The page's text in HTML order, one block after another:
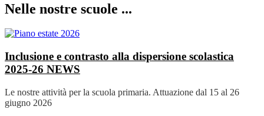
Nelle nostre scuole ...
Inclusione e contrasto alla dispersione scolastica
2025-26 NEWS
Le nostre attività per la scuola primaria. Attuazione dal 15 al 26
giugno 2026